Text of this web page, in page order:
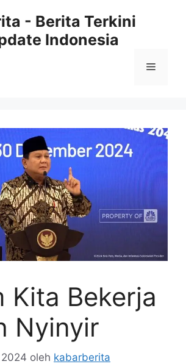
- Berita Terkini
Indonesia
Menu
Kita Bekerja
Nyinyir
oleh kabarberita